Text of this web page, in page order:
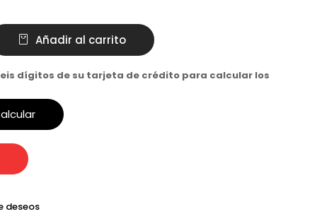
Añadir al carrito
dígitos de su tarjeta de crédito para calcular los
deseos